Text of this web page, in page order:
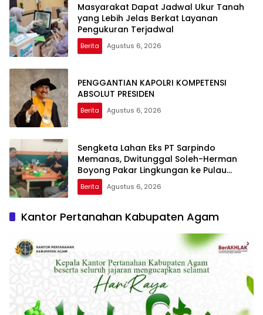
Masyarakat Dapat Jadwal Ukur Tanah
yang Lebih Jelas Berkat Layanan
Pengukuran Terjadwal
Berita Agustus 6, 2026
PENGGANTIAN KAPOLRI KOMPETENSI
ABSOLUT PRESIDEN
Berita Agustus 6, 2026
Sengketa Lahan Eks PT Sarpindo
Memanas, Dwitunggal Soleh-Herman
Boyong Pakar Lingkungan ke Pulau
Rupat
Berita Agustus 6, 2026
Kantor Pertanahan Kabupaten Agam